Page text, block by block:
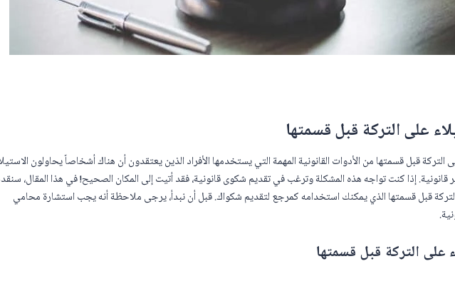
على التركة قبل قسمتها
قبل قسمتها من الأدوات القانونية المهمة التي يستخدمها الأفراد الذين يعتقدون أن هناك أشخاصاً يحاولون
قانونية. إذا كنت تواجه هذه المشكلة وترغب في تقديم شكوى قانونية، فقد أتيت إلى المكان الصحيح! في هذا المقال،
قبل قسمتها الذي يمكنك استخدامه كمرجع لتقديم شكواك. قبل أن نبدأ، يرجى ملاحظة أنه يجب استشارة محامي
على التركة قبل قسمتها